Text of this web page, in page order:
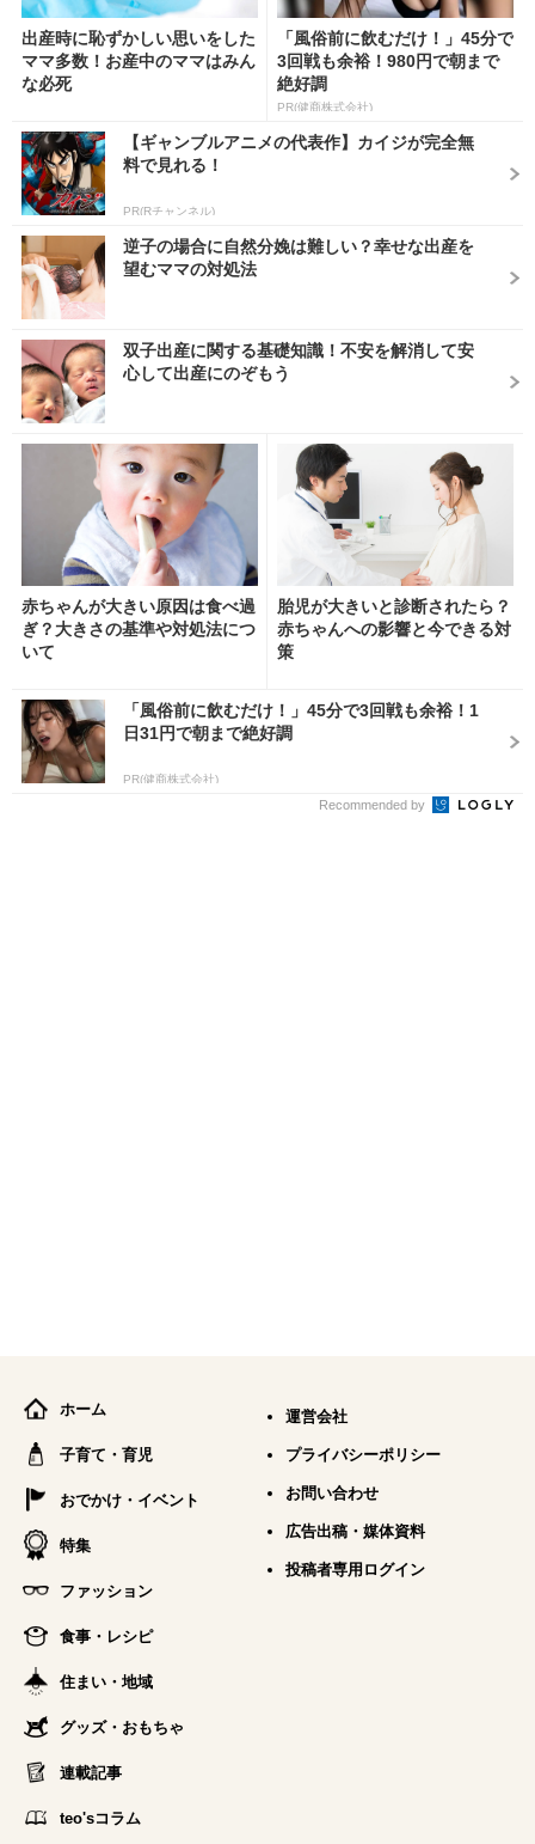
出産時に恥ずかしい思いをした
ママ多数！お産中のママはみん
な必死
「風俗前に飲むだけ！」45分で
3回戦も余裕！980円で朝まで
絶好調
PR(健商株式会社)
【ギャンブルアニメの代表作】カイジが完全無
料で見れる！
PR(Rチャンネル)
逆子の場合に自然分娩は難しい？幸せな出産を
望むママの対処法
双子出産に関する基礎知識！不安を解消して安
心して出産にのぞもう
赤ちゃんが大きい原因は食べ過
ぎ？大きさの基準や対処法につ
いて
胎児が大きいと診断されたら？
赤ちゃんへの影響と今できる対
策
「風俗前に飲むだけ！」45分で3回戦も余裕！1
日31円で朝まで絶好調
PR(健商株式会社)
Recommended by
ホーム
子育て・育児
おでかけ・イベント
特集
ファッション
食事・レシピ
住まい・地域
グッズ・おもちゃ
連載記事
teo'sコラム
運営会社
プライバシーポリシー
お問い合わせ
広告出稿・媒体資料
投稿者専用ログイン